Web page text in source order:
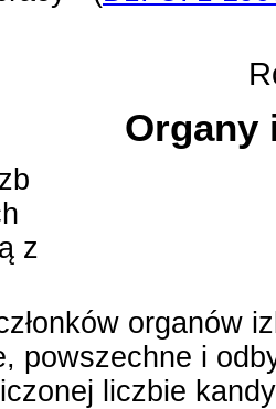
Organy
z
organów
powszechne i
liczbie